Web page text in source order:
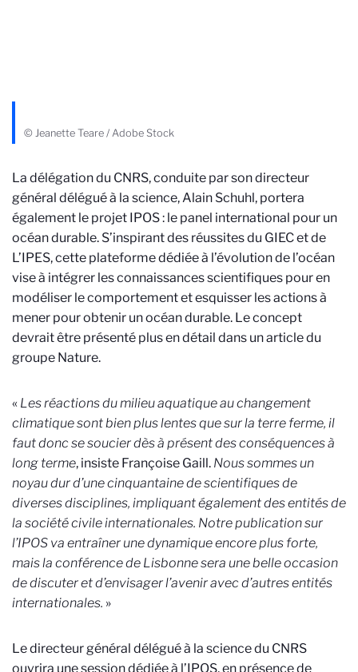
© Jeanette Teare / Adobe Stock
La délégation du CNRS, conduite par son directeur
général délégué à la science, Alain Schuhl, portera
également le projet IPOS : le panel international pour un
océan durable. S’inspirant des réussites du GIEC et de
L’IPES, cette plateforme dédiée à l’évolution de l’océan
vise à intégrer les connaissances scientifiques pour en
modéliser le comportement et esquisser les actions à
mener pour obtenir un océan durable. Le concept
devrait être présenté plus en détail dans un article du
groupe Nature.
« Les réactions du milieu aquatique au changement
climatique sont bien plus lentes que sur la terre ferme, il
faut donc se soucier dès à présent des conséquences à
long terme, insiste Françoise Gaill. Nous sommes un
noyau dur d’une cinquantaine de scientifiques de
diverses disciplines, impliquant également des entités de
la société civile internationales. Notre publication sur
l’IPOS va entraîner une dynamique encore plus forte,
mais la conférence de Lisbonne sera une belle occasion
de discuter et d’envisager l’avenir avec d’autres entités
internationales. »
Le directeur général délégué à la science du CNRS
ouvrira une session dédiée à l’IPOS, en présence de